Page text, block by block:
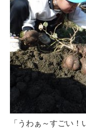
「うわぁ～すごい